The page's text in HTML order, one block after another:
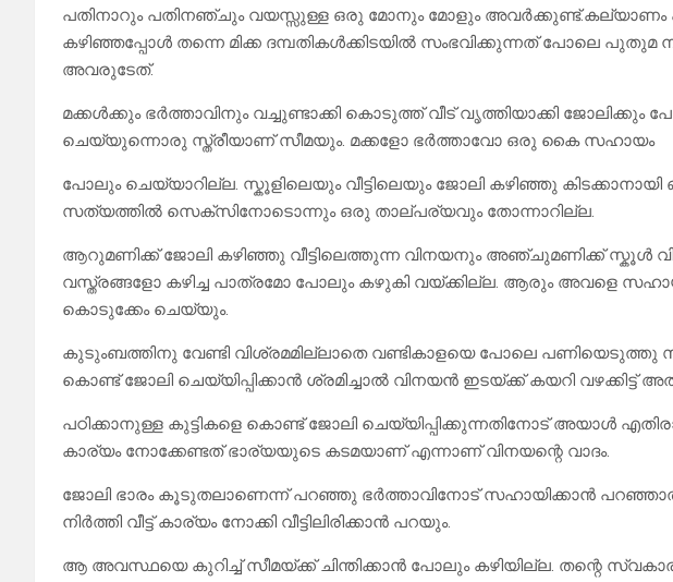
പതിനാറും പതിനഞ്ചും വയസ്സുള്ള ഒരു മോനും മോളും
കഴിഞ്ഞപ്പോൾ തന്നെ മിക്ക ദമ്പതികൾക്കിടയിൽ സംഭവിക്കുന്നത് പോലെ പുതുമ
അവരുടേത്.
മക്കൾക്കും ഭർത്താവിനും വച്ചുണ്ടാക്കി കൊടുത്ത് വീട് വൃത്തിയാക്കി
ചെയ്യുന്നൊരു സ്ത്രീയാണ് സീമയും. മക്കളോ ഭർത്താവോ ഒരു കൈ സഹായം
പോലും ചെയ്യാറില്ല. സ്കൂളിലെയും വീട്ടിലെയും ജോലി കഴിഞ്ഞു
സത്യത്തിൽ സെക്സിനോടൊന്നും ഒരു താല്പര്യവും തോന്നാറില്ല.
ആറുമണിക്ക് ജോലി കഴിഞ്ഞു വീട്ടിലെത്തുന്ന വിനയനും അഞ്ചുമണിക്ക് സ്കൂൾ
വസ്ത്രങ്ങളോ കഴിച്ച പാത്രമോ പോലും കഴുകി വയ്ക്കില്ല. ആരും അവളെ
കൊടുക്കേം ചെയ്യും.
കുടുംബത്തിനു വേണ്ടി വിശ്രമമില്ലാതെ വണ്ടികാളയെ പോലെ പണിയെടുത്തു
കൊണ്ട് ജോലി ചെയ്യിപ്പിക്കാൻ ശ്രമിച്ചാൽ വിനയൻ ഇടയ്ക്ക് കയറി വഴക്കിട്ട്
പഠിക്കാനുള്ള കുട്ടികളെ കൊണ്ട് ജോലി ചെയ്യിപ്പിക്കുന്നതിനോട് അയാൾ
കാര്യം നോക്കേണ്ടത് ഭാര്യയുടെ കടമയാണ് എന്നാണ് വിനയന്റെ വാദം.
ജോലി ഭാരം കൂടുതലാണെന്ന് പറഞ്ഞു ഭർത്താവിനോട് സഹായിക്കാൻ
നിർത്തി വീട്ട് കാര്യം നോക്കി വീട്ടിലിരിക്കാൻ പറയും.
ആ അവസ്ഥയെ കുറിച്ച് സീമയ്ക്ക് ചിന്തിക്കാൻ പോലും കഴിയില്ല. തന്റെ